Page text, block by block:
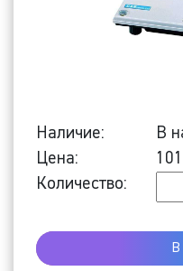
Наличие:
В
Цена:
Количество:
В